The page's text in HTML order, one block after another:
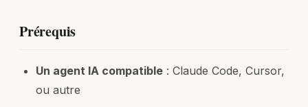
Prérequis
Un agent IA compatible : Claude Code, Cursor,
ou autre